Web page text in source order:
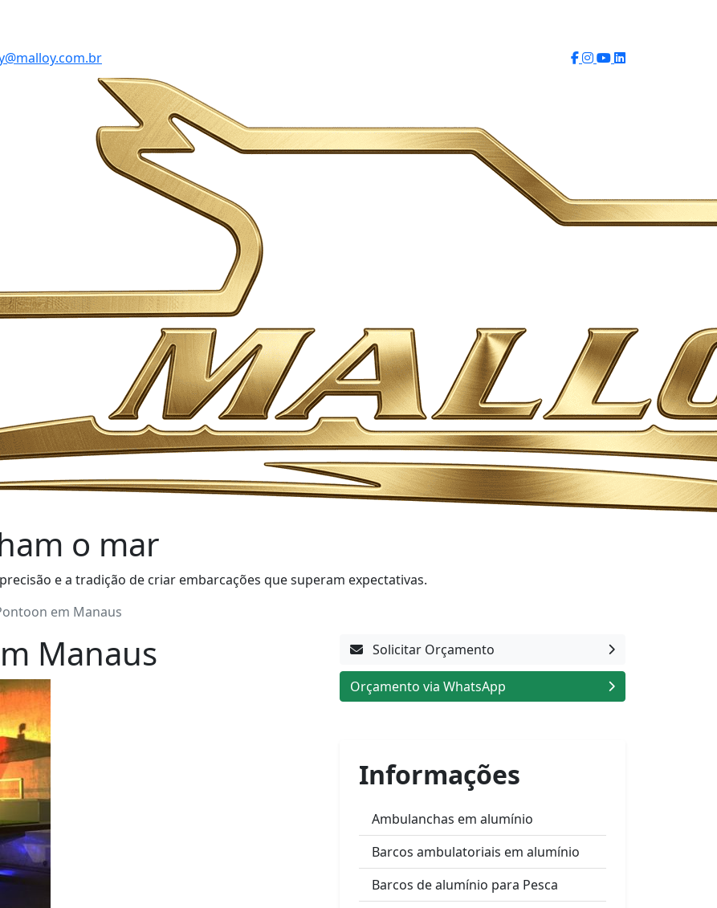
o mar
e a tradição de criar embarcações que superam expectativas.
em Manaus
Manaus Solicitar Orçamento
Orçamento via WhatsApp
Informações
Ambulanchas em alumínio
Barcos ambulatoriais em alumínio
Barcos de alumínio para Pesca